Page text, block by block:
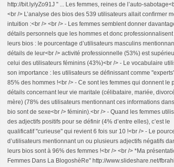
http://bit.ly/yZo91J " ... Les femmes, reines de l’auto-
<br /> L’analyse des bios des 539 utilisateurs allait confirmer
intuition :<br /> <br /> - Les femmes semblent donner
détails personnels que les hommes et donc
leurs bios : le pourcentage d’utilisateurs masculins
détails de leur<br /> activité professionnelle (53%) est
celui des utilisateurs féminins (43%)<br /> - Le vocabulaire
son importance : les utilisateurs se définissant comme
85% des hommes !<br /> - Ce sont les femmes qui donnent le
détails concernant leur vie maritale (célibataire, mariée,
mère) (78% des utilisateurs mentionnant ces informations
bio sont de sexe<br /> féminin).<br /> - Quand les femmes
des adjectifs positifs pour se définir (4% d’entre elles), c’est le
qualificatif "curieuse" qui revient 6 fois sur 10 !<br /> - Le
d’utilisateurs mentionnant un ou plusieurs adjectifs négatifs
leurs bios sont à 96% des femmes !<br /> <br /> *Ma
Femmes Dans La BlogoshèRe" http://www.slideshare.net/